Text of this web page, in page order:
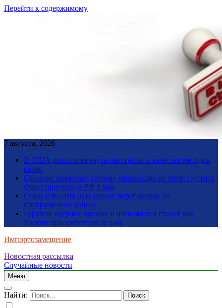
Перейти к содержимому
7 августа, 2026
В США решили вернуть расстрелы в качестве методов
казни
Саймонс объяснил, почему европейцы не хотят пустить
Фицо приехать в РФ 9 мая
Стала известна дата новых переговоров по
прекращению войны
Гурулев: ядерное оружие в Финляндии станет для
России приоритетной целью
Импортозамещение
Новостная рассылка
Случайные новости
Меню
Найти: